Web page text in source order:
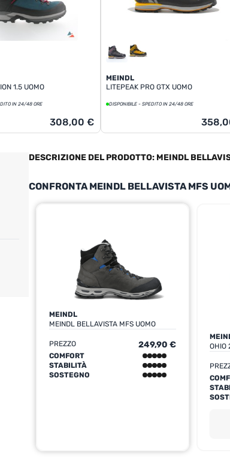
1.5 UOMO
IN 24/48 ORE
308,00 €
MEINDL
LITEPEAK PRO GTX UOMO
DISPONIBILE - SPEDITO IN 24/48 ORE
DESCRIZIONE DEL PRODOTTO: MEINDL
CONFRONTA MEINDL BELLAVISTA MFS
MEINDL
MEINDL BELLAVISTA MFS UOMO
PREZZO 249,90 €
COMFORT
STABILITÀ
SOSTEGNO
OHIO